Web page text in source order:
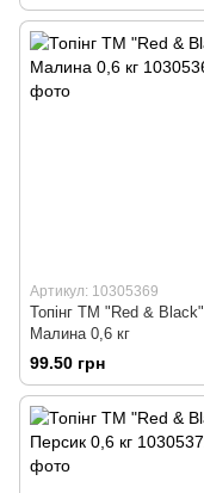
Артикул: 10305369
Топінг ТМ "Red & Black"
Малина 0,6 кг
99.50 грн